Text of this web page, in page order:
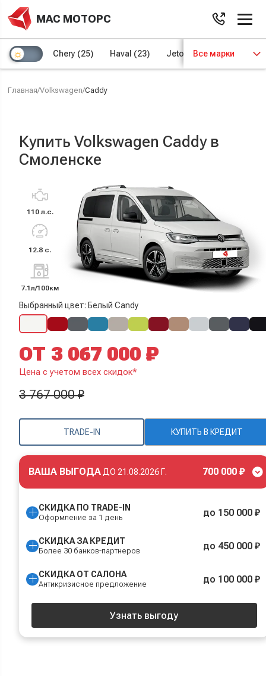
МАС МОТОРС
Chery (25) Haval (23) Jetour (8) Kaiyi (4)
Все марки
Главная/Volkswagen/Caddy
Купить Volkswagen Caddy в
Смоленске
110 л.с.
12.8 с.
7.1л/100км
Выбранный цвет: Белый Candy
TRADE-IN КУПИТЬ В КРЕДИТ
ОТ 3 067 000 ₽
Цена с учетом всех скидок*
3 767 000 ₽
ВАША ВЫГОДА ДО 21.08.2026 Г. 700 000 ₽
СКИДКА ПО TRADE-IN
Оформление за 1 день до 150 000 ₽
СКИДКА ЗА КРЕДИТ
Более 30 банков-партнеров до 450 000 ₽
СКИДКА ОТ САЛОНА
Антикризисное предложение до 100 000 ₽
Узнать выгоду